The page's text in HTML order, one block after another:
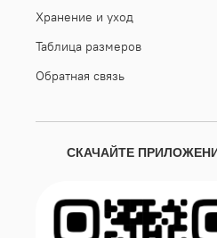
Хранение и уход
Таблица размеров
Обратная связь
СКАЧАЙТЕ